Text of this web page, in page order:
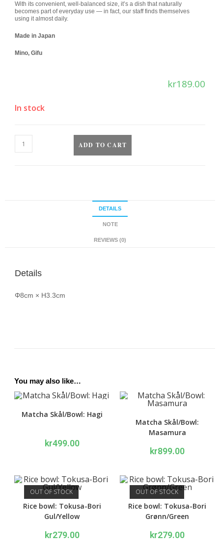
With its convenient, well-balanced size, it’s a dish that naturally
becomes part of everyday use — in fact, our staff finds themselves
using it almost daily.
Made in Japan
Mino, Gifu
kr189.00
In stock
ADD TO CART
DETAILS
NOTE
REVIEWS (0)
Details
Φ8cm × H3.3cm
You may also like…
Matcha Skål/Bowl: Hagi
kr499.00
Matcha Skål/Bowl:
Masamura
kr899.00
OUT OF STOCK
Rice bowl: Tokusa-Bori
Gul/Yellow
kr279.00
OUT OF STOCK
Rice bowl: Tokusa-Bori
Grønn/Green
kr279.00